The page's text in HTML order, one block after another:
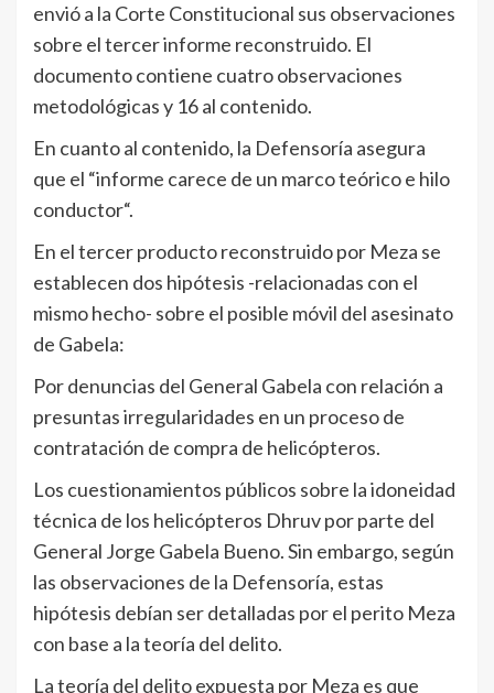
envió a la Corte Constitucional sus observaciones
sobre el tercer informe reconstruido. El
documento contiene cuatro observaciones
metodológicas y 16 al contenido.
En cuanto al contenido, la Defensoría asegura
que el “informe carece de un marco teórico e hilo
conductor“.
En el tercer producto reconstruido por Meza se
establecen dos hipótesis -relacionadas con el
mismo hecho- sobre el posible móvil del asesinato
de Gabela:
Por denuncias del General Gabela con relación a
presuntas irregularidades en un proceso de
contratación de compra de helicópteros.
Los cuestionamientos públicos sobre la idoneidad
técnica de los helicópteros Dhruv por parte del
General Jorge Gabela Bueno. Sin embargo, según
las observaciones de la Defensoría, estas
hipótesis debían ser detalladas por el perito Meza
con base a la teoría del delito.
La teoría del delito expuesta por Meza es que